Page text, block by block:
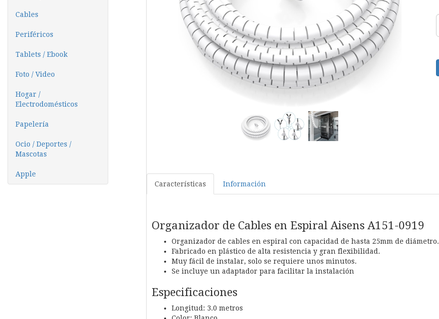
Cables
Periféricos
Tablets / Ebook
Foto / Video
Hogar /
Electrodomésticos
Papelería
Ocio / Deportes /
Mascotas
Apple
Características Información
Organizador de Cables en Espiral Aisens A151-0919
Organizador de cables en espiral con capacidad de hasta 25mm de diámetro.
Fabricado en plástico de alta resistencia y gran flexibilidad.
Muy fácil de instalar, solo se requiere unos minutos.
Se incluye un adaptador para facilitar la instalación
Especificaciones
Longitud: 3.0 metros